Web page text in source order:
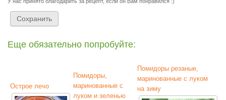
Еще обязательно попробуйте:
Острое лечо
Помидоры,
маринованные с
луком и зеленью
Помидоры резаные,
маринованные с луком
на зиму